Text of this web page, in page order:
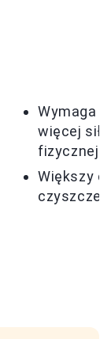
Wymaga
więcej siły
fizycznej
Większy